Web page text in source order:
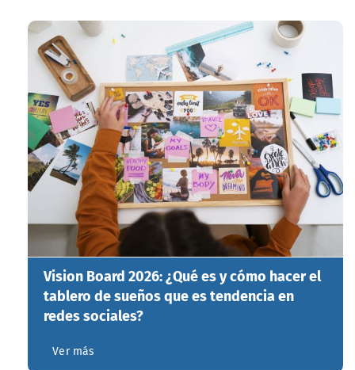
Vision Board 2026: ¿Qué es y cómo hacer el
tablero de sueños que es tendencia en
redes sociales?
Ver más